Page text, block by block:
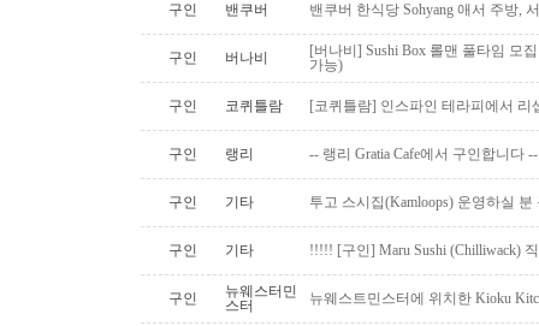
구인 밴쿠버 밴쿠버 한식당 Sohyang 애서 주방,
구인 버나비
[버나비] Sushi Box 롤맨 풀타임 모
가능)
구인 코퀴틀람 [코퀴틀람] 인스파인 테라피에서 리
구인 랭리 -- 랭리 Gratia Cafe에서 구인합니다 --
구인 기타 투고 스시집(Kamloops) 운영하실
구인 기타 !!!!! [구인] Maru Sushi (Chilliwack)
구인
뉴웨스터민
스터
뉴웨스트민스터에 위치한 Kioku